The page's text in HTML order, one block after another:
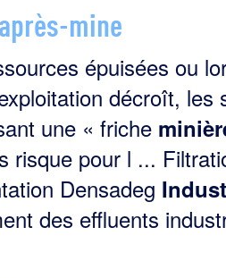
mine
épuisées ou
décroît, les
une « friche
risque pour l ...
Densadeg
des effluents